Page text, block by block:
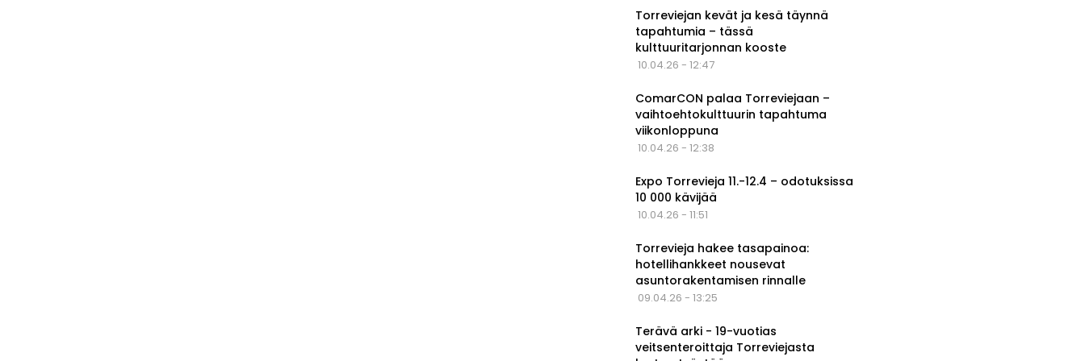
Torreviejan kevät ja kesä täynnä
tapahtumia – tässä
kulttuuritarjonnan kooste
10.04.26 - 12:47
ComarCON palaa Torreviejaan –
vaihtoehtokulttuurin tapahtuma
viikonloppuna
10.04.26 - 12:38
Expo Torrevieja 11.-12.4 – odotuksissa
10 000 kävijää
10.04.26 - 11:51
Torrevieja hakee tasapainoa:
hotellihankkeet nousevat
asuntorakentamisen rinnalle
09.04.26 - 13:25
Terävä arki - 19-vuotias
veitsenteroittaja Torreviejasta